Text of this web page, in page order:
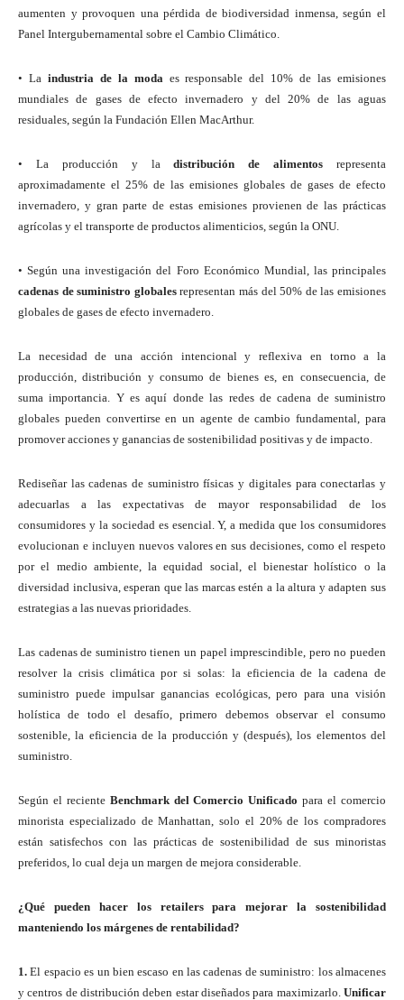
aumenten y provoquen una pérdida de biodiversidad inmensa, según el
Panel Intergubernamental sobre el Cambio Climático.
• La industria de la moda es responsable del 10% de las emisiones
mundiales de gases de efecto invernadero y del 20% de las aguas
residuales, según la Fundación Ellen MacArthur.
• La producción y ladistribución de alimentos representa
aproximadamente el 25% de las emisiones globales de gases de efecto
invernadero, y gran parte de estas emisiones provienen de las prácticas
agrícolas y el transporte de productos alimenticios, según la ONU.
• Según una investigación del Foro Económico Mundial, las principales
cadenas de suministro globalesrepresentan más del 50% de las emisiones
globales de gases de efecto invernadero.
La necesidad de una acción intencional y reflexiva en torno a la
producción, distribución y consumo de bienes es, en consecuencia, de
suma importancia. Y es aquí donde las redes de cadena de suministro
globales pueden convertirse en un agente de cambio fundamental, para
promover acciones y ganancias de sostenibilidad positivas y de impacto.
Rediseñar las cadenas de suministro físicas y digitales para conectarlas y
adecuarlas a las expectativas de mayor responsabilidad de los
consumidores y la sociedad es esencial. Y, a medida que los consumidores
evolucionan e incluyen nuevos valores en sus decisiones, como el respeto
por el medio ambiente, la equidad social, el bienestar holístico o la
diversidad inclusiva, esperan que las marcas estén a la altura y adapten sus
estrategias a las nuevas prioridades.
Las cadenas de suministro tienen un papel imprescindible, pero no pueden
resolver la crisis climática por si solas: la eficiencia de la cadena de
suministro puede impulsar ganancias ecológicas, pero para una visión
holística de todo el desafío, primero debemos observar el consumo
sostenible, la eficiencia de la producción y (después), los elementos del
suministro.
Según el reciente Benchmark del Comercio Unificado para el comercio
minorista especializado de Manhattan, solo el 20% de los compradores
están satisfechos con las prácticas de sostenibilidad de sus minoristas
preferidos, lo cual deja un margen de mejora considerable.
¿Qué pueden hacer los retailers para mejorar la sostenibilidad
manteniendo los márgenes de rentabilidad?
1. El espacio es un bien escaso en las cadenas de suministro: los almacenes
y centros de distribución deben estar diseñados para maximizarlo. Unificar